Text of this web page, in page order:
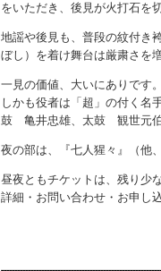
をいただき、後見が火打石を
地謡や後見も、普段の紋付き
ぼし）を着け舞台は厳粛さを
一見の価値、大いにありです。
しかも役者は「超」の付く
鼓 亀井忠雄、太鼓 観世元伯
夜の部は、『七人猩々』（他
昼夜ともチケットは、残り少
詳細・お問い合わせ・お申し